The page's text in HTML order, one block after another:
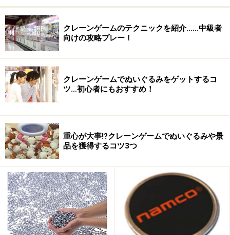
＜関連サイト＞
セガモバ公式ページ
■4月17日
『e-AMUSEMENT』情報サイトをオープン：コナミ
コナミは、同社の全国各地に設置されるアミューズメン
トマシンをネットワークで繋ぎ、離れたプレーヤー同士
のリアルタイム対戦やランキング、そしてデータを保存
してどこにいても継続プレーを可能にするネットワーク
サービス『e-AMUSEMENT』に関する情報サイトを立ち
上げた。サイトでは『e-AMUSEMENT』のシステムや、
対応ゲームの紹介などを行っている。
＜関連サイト＞
e-AMUSEMENT情報ページ
クレーンゲームのテクニックを紹介……中級者
向けの攻略プレー！
クレーンゲームでぬいぐるみをゲットするコ
ツ…初心者にもおすすめ！
重心が大事!?クレーンゲームでぬいぐるみや景
品を獲得するコツ3つ